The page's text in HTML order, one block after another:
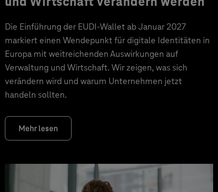
Die Einführung der EUDI-Wallet ab Januar 2027
markiert einen Wendepunkt für digitale Identitäten in
Europa mit weitreichenden Auswirkungen auf
Verwaltung und Wirtschaft. Wir zeigen, was sich
verändern wird und warum Unternehmen jetzt
handeln sollten.
Mehr lesen